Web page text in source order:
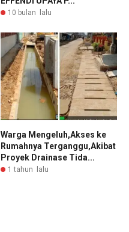
10 bulan lalu
Warga Mengeluh,Akses ke
Rumahnya Terganggu,Akibat
Proyek Drainase Tida...
1 tahun lalu